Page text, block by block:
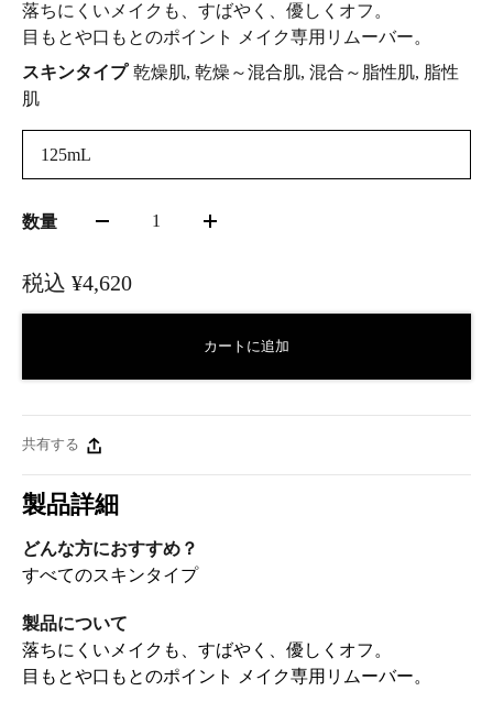
落ちにくいメイクも、すばやく、優しくオフ。
目もとや口もとのポイント メイク専用リムーバー。
スキンタイプ 乾燥肌, 乾燥～混合肌, 混合～脂性肌, 脂性
肌
125mL
数量 1
カートに追加
税込 ¥4,620
共有する
製品詳細
どんな方におすすめ？
すべてのスキンタイプ
製品について
落ちにくいメイクも、すばやく、優しくオフ。
目もとや口もとのポイント メイク専用リムーバー。